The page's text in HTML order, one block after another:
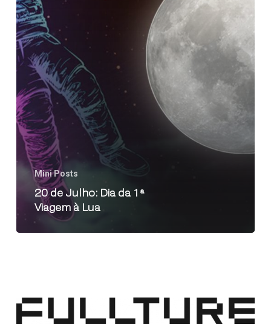
Mini Posts
20 de Julho: Dia da 1ª
Viagem à Lua